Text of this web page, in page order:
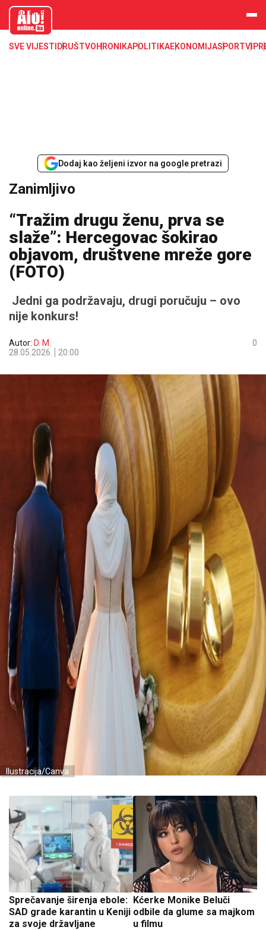
aloonline.b
SVE VIJESTI DRUŠTVOHRONIKAPOLITIKAEKONOMIJASPORTVIP
Dodaj kao željeni izvor na google pretrazi
Zanimljivo
“Tražim drugu ženu, prva se
slaže”: Hercegovac šokirao
objavom, društvene mreže gore
(FOTO)
Jedni ga podržavaju, drugi poručuju – ovo
nije konkurs!
Autor: D. M.
28.05.2026.
20:00
0
Ilustracija/Canva
Sprečavanje širenja ebole:
SAD grade karantin u Keniji
za svoje državljane
Kćerke Monike Beluči
odbile da glume sa majkom
u filmu